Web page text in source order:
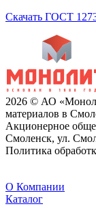
Скачать ГОСТ
2026 © АО
материалов в
Акционерное
Смоленск, ул.
Политика
O Компании
Каталог